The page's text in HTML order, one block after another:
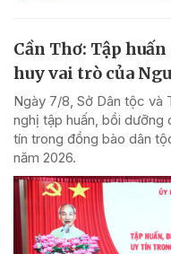
Cần Thơ: Tập
huy vai trò của
Ngày 7/8, Sở Dân tộc và
nghị tập huấn, bồi
tín trong đồng bào dân
năm 2026.